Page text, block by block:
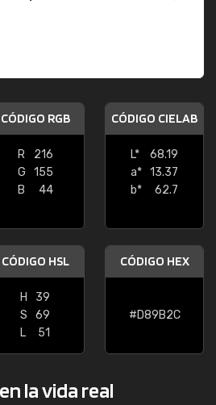
CÓDIGO RGB
R
216
G
155
B
44
CÓDIGO CIELAB
L*
68.19
a* 13.37
b*
62.7
CÓDIGO HSL
H
39
S
69
L
51
CÓDIGO HEX
#D89B2C
la vida real